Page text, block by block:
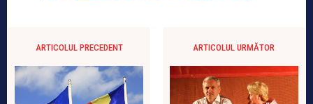
ARTICOLUL PRECEDENT ARTICOLUL URMĂTOR